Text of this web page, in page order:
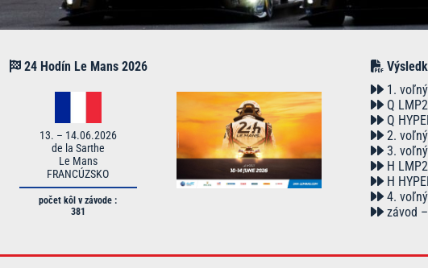
24 Hodín Le Mans 2026
13. – 14.06.2026
de la Sarthe
Le Mans
FRANCÚZSKO
počet kôl v závode :
381
1.
Q
Q
2.
3.
H
H
4.
závod –